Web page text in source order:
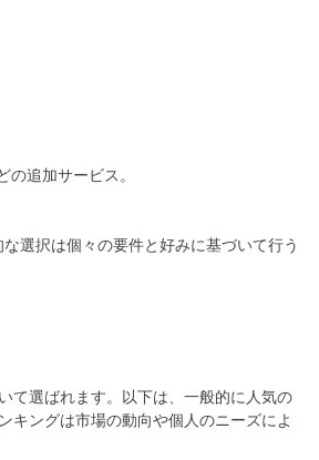
追加サービス。
選択は個々の要件と好みに基づいて行う
て選ばれます。以下は、一般的に人気の
キングは市場の動向や個人のニーズによ